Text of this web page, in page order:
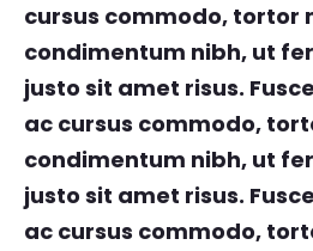
cursus commodo, tortor
condimentum nibh, ut
justo sit amet risus.
ac cursus commodo,
condimentum nibh, ut
justo sit amet risus.
ac cursus commodo,